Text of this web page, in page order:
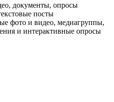
документы, опросы
посты
фото и видео, медиагруппы,
и интерактивные опросы